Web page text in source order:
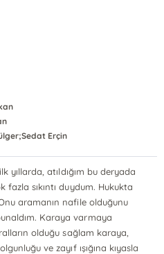
Erçin
yıllarda, atıldığım bu deryada
fazla sıkıntı duydum. Hukukta
aramanın nafile olduğunu
Karaya varmaya
olduğu sağlam karaya,
ve zayıf ışığına kıyasla